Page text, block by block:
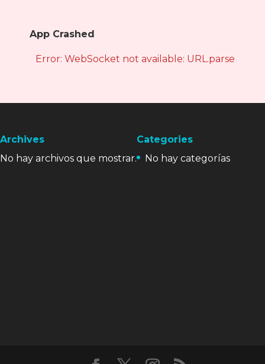
App Crashed
Error: WebSocket not available: URL.parse is
Archives
No hay archivos que mostrar.
Categories
No hay categorías